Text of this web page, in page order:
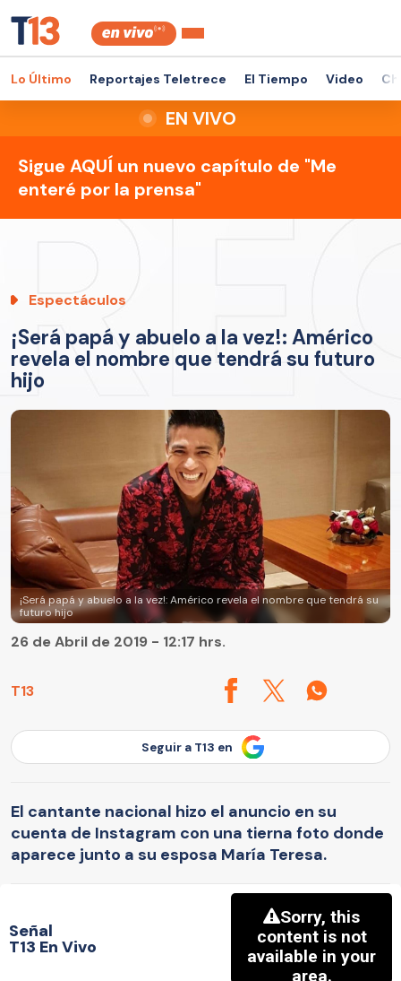
Lo Último Reportajes Teletrece El Tiempo Video
EN VIVO
Sigue AQUÍ un nuevo capítulo de "Me
enteré por la prensa"
Espectáculos
¡Será papá y abuelo a la vez!: Américo
revela el nombre que tendrá su futuro
hijo
¡Será papá y abuelo a la vez!: Américo revela el nombre que tendrá su
futuro hijo
T13
26 de Abril de 2019 - 12:17 hrs.
Seguir a T13 en
El cantante nacional hizo el anuncio en su
cuenta de Instagram con una tierna foto donde
aparece junto a su esposa María Teresa.
Señal
T13 En Vivo